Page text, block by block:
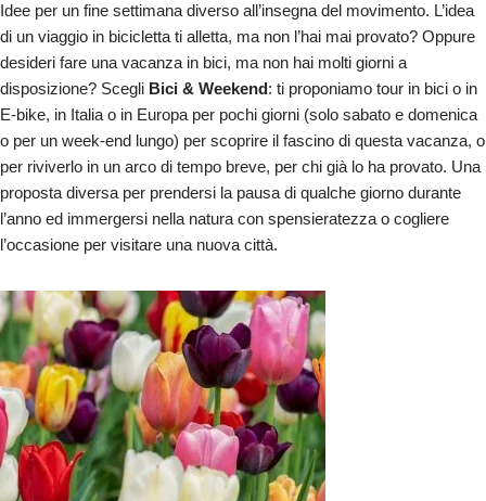
Idee per un fine settimana diverso all’insegna del movimento. L’idea
di un viaggio in bicicletta ti alletta, ma non l’hai mai provato? Oppure
desideri fare una vacanza in bici, ma non hai molti giorni a
disposizione? Scegli Bici & Weekend: ti proponiamo tour in bici o in
E-bike, in Italia o in Europa per pochi giorni (solo sabato e domenica
o per un week-end lungo) per scoprire il fascino di questa vacanza, o
per riviverlo in un arco di tempo breve, per chi già lo ha provato. Una
proposta diversa per prendersi la pausa di qualche giorno durante
l’anno ed immergersi nella natura con spensieratezza o cogliere
l’occasione per visitare una nuova città.